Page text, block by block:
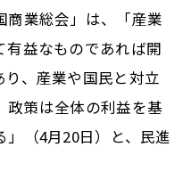
業総会」は、「産業
有益なものであれば開
、産業や国民と対立
政策は全体の利益を基
（4月20日）と、民進